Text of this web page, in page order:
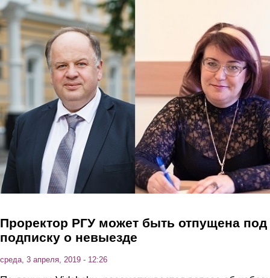
Перейти к основному содержанию
Проректор РГУ может быть отпущена под
подписку о невыезде
среда, 3 апреля, 2019 - 12:26